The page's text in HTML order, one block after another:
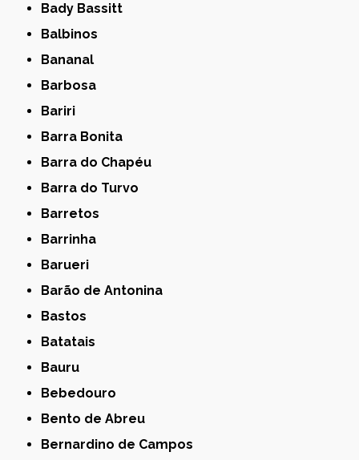
Bady Bassitt
Balbinos
Bananal
Barbosa
Bariri
Barra Bonita
Barra do Chapéu
Barra do Turvo
Barretos
Barrinha
Barueri
Barão de Antonina
Bastos
Batatais
Bauru
Bebedouro
Bento de Abreu
Bernardino de Campos